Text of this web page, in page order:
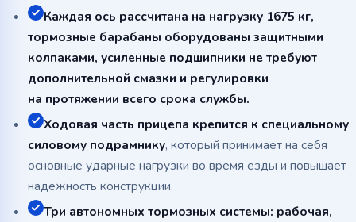
Каждая ось рассчитана на нагрузку 1675 кг,
тормозные барабаны оборудованы защитными
колпаками, усиленные подшипники не требуют
дополнительной смазки и регулировки
на протяжении всего срока службы.
Ходовая часть прицепа крепится к специальному
силовому подрамнику, который принимает на себя
основные ударные нагрузки во время езды и повышает
надёжность конструкции.
Три автономных тормозных системы: рабочая,